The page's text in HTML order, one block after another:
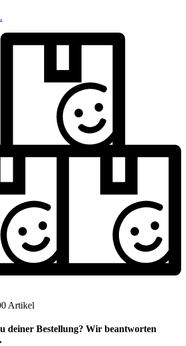
.
Artikel
deiner Bestellung? Wir beantworten